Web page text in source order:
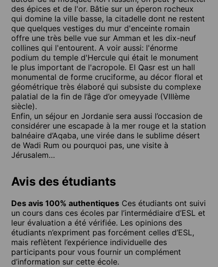
des épices et de l'or. Bâtie sur un éperon rocheux
qui domine la ville basse, la citadelle dont ne restent
que quelques vestiges du mur d'enceinte romain
offre une très belle vue sur Amman et les dix-neuf
collines qui l'entourent. A voir aussi: l'énorme
podium du temple d'Hercule qui était le monument
le plus important de l'acropole. El Qasr est un hall
monumental de forme cruciforme, au décor floral et
géométrique très élaboré qui subsiste du complexe
palatial de la fin de l’âge d’or omeyyade (VIIIème
siècle).
Enfin, un séjour en Jordanie sera aussi l’occasion de
considérer une escapade à la mer rouge et la station
balnéaire d’Aqaba, une virée dans le sublime désert
de Wadi Rum ou pourquoi pas, une visite à
Jérusalem…
Avis des étudiants
Des avis 100% authentiques Ces étudiants ont suivi
un cours dans ces écoles par l’intermédiaire d’ESL et
leur évaluation a été vérifiée. Les opinions des
étudiants n’expriment pas forcément celles d’ESL,
mais reflètent l’expérience individuelle des
participants pour vous fournir un complément
d’information sur cette école.